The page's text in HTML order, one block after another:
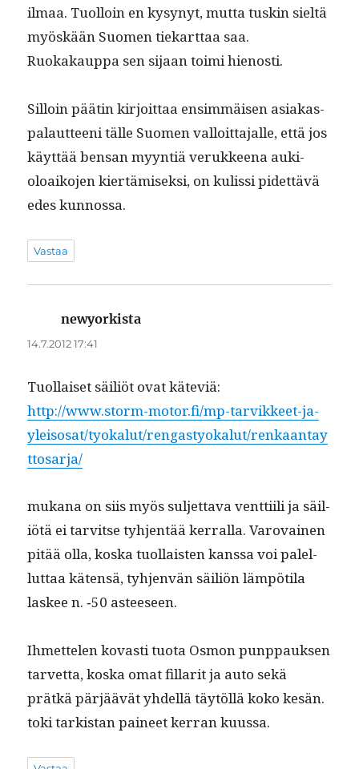
ilmaa. Tuol­loin en kysynyt, mut­ta tuskin sieltä
myöskään Suomen tiekart­taa saa.
Ruokakaup­pa sen sijaan toi­mi hienosti.
Sil­loin päätin kir­joit­taa ensim­mäisen asi­akas­
palaut­teeni tälle Suomen val­loit­ta­jalle, että jos
käyt­tää ben­san myyn­tiä veruk­keena auki­
oloaiko­jen kiertämisek­si, on kulis­si pidet­tävä
edes kunnossa.
Vastaa
newyorkista
14.7.2012 17:41
Tuol­laiset säil­iöt ovat käte­viä:
http://www.storm-motor.fi/mp-tarvikkeet-ja-
yleisosat/tyokalut/rengastyokalut/renkaantay
ttosarja/
mukana on siis myös sul­jet­ta­va vent­ti­ili ja säil­
iötä ei tarvitse tyh­jen­tää ker­ral­la. Varovainen
pitää olla, kos­ka tuol­lais­ten kanssa voi palel­
lut­taa käten­sä, tyh­jen­vän säil­iön läm­pöti­la
las­kee n. ‑50 asteeseen.
Ihmette­len kovasti tuo­ta Osmon punppauk­sen
tarvet­ta, kos­ka omat fil­lar­it ja auto sekä
prätkä pär­jäävät yhdel­lä täytöl­lä koko kesän.
toki tark­istan paineet ker­ran kuussa.